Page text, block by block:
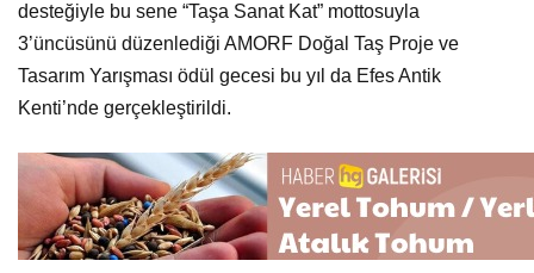
desteğiyle bu sene “Taşa Sanat Kat” mottosuyla
3’üncüsünü düzenlediği AMORF Doğal Taş Proje ve
Tasarım Yarışması ödül gecesi bu yıl da Efes Antik
Kenti’nde gerçekleştirildi.